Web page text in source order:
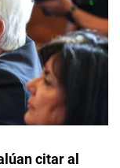
citar al